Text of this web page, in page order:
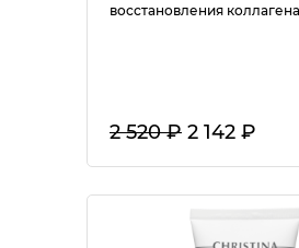
восстановления
2 520 ₽ 2 142 ₽